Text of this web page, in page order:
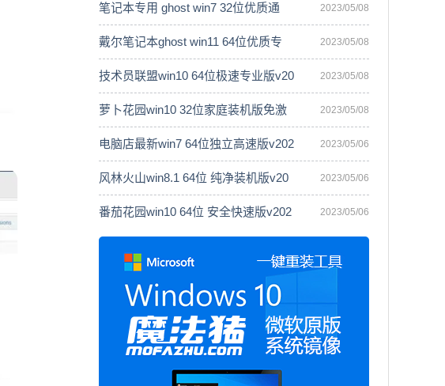
笔记本专用 ghost win7 32位优质通 2023/05/08
戴尔笔记本ghost win11 64位优质专 2023/05/08
技术员联盟win10 64位极速专业版v20 2023/05/08
萝卜花园win10 32位家庭装机版免激 2023/05/08
电脑店最新win7 64位独立高速版v202 2023/05/06
风林火山win8.1 64位 纯净装机版v20 2023/05/06
番茄花园win10 64位 安全快速版v202 2023/05/06